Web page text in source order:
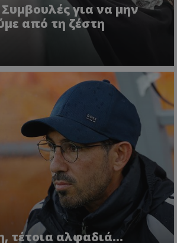
για να μην
από τη ζέστη
τέτοια αλφαδιά...